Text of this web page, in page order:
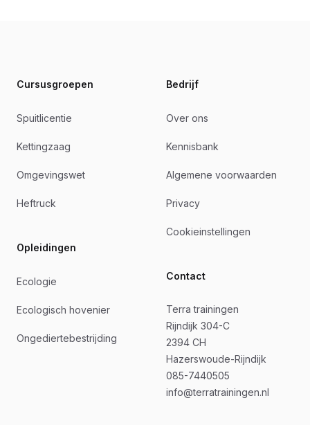
Cursusgroepen
Spuitlicentie
Kettingzaag
Omgevingswet
Heftruck
Opleidingen
Ecologie
Ecologisch hovenier
Ongediertebestrijding
Bedrijf
Over ons
Kennisbank
Algemene voorwaarden
Privacy
Cookieinstellingen
Contact
Terra trainingen
Rijndijk 304-C
2394 CH
Hazerswoude-Rijndijk
085-7440505
info@terratrainingen.nl